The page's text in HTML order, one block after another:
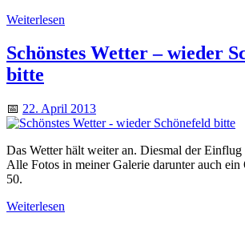
Weiterlesen
Schönstes Wetter – wieder
bitte
📅 22. April 2013
Das Wetter hält weiter an. Diesmal der
Alle Fotos in meiner Galerie darunter auch
50.
Weiterlesen